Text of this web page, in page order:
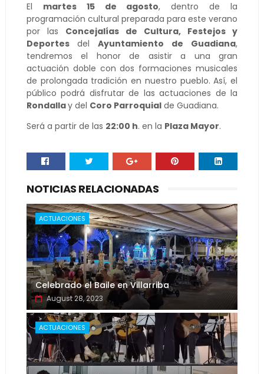
El martes 15 de agosto, dentro de la
programación cultural preparada para este verano
por las Concejalías de Cultura, Festejos y
Deportes delAyuntamiento de Guadiana,
tendremos el honor de asistir a una gran
actuación doble con dos formaciones musicales
de prolongada tradición en nuestro pueblo. Así, el
público podrá disfrutar de las actuaciones de la
Rondallay del Coro Parroquialde Guadiana.
Será a partir de las 22:00 h. en la Plaza Mayor.
NOTICIAS RELACIONADAS
ACTUACIONES
Celebrado el Baile en Villarriba
August 28, 2023
ACTUACIONES